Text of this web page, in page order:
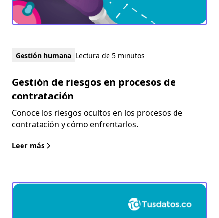
Gestión humana Lectura de 5 minutos
Gestión de riesgos en procesos de
contratación
Conoce los riesgos ocultos en los procesos de
contratación y cómo enfrentarlos.
Leer más